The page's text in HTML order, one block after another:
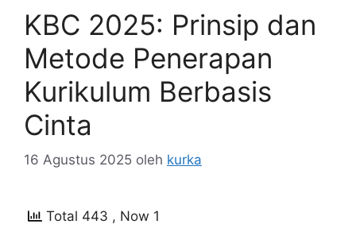
KBC 2025: Prinsip dan
Metode Penerapan
Kurikulum Berbasis
Cinta
16 Agustus 2025 oleh kurka
Total 443 , Now 1